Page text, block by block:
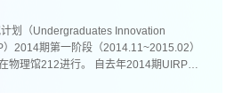
划（Undergraduates Innovation
2014期第一阶段（2014.11~2015.02）
行。 自去年2014期UIRP推